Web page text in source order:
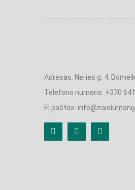
Adresas: Neries g. 4,
Telefono numeris: +370
El.paštas: